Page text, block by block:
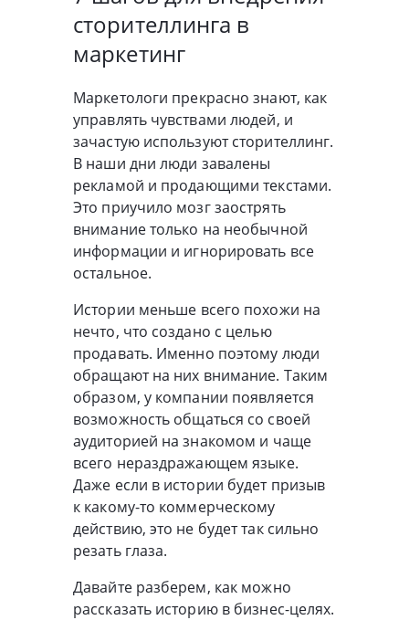
сторителлинга в
маркетинг
Маркетологи прекрасно знают, как
управлять чувствами людей, и
зачастую используют сторителлинг.
В наши дни люди завалены
рекламой и продающими текстами.
Это приучило мозг заострять
внимание только на необычной
информации и игнорировать все
остальное.
Истории меньше всего похожи на
нечто, что создано с целью
продавать. Именно поэтому люди
обращают на них внимание. Таким
образом, у компании появляется
возможность общаться со своей
аудиторией на знакомом и чаще
всего нераздражающем языке.
Даже если в истории будет призыв
к какому-то коммерческому
действию, это не будет так сильно
резать глаза.
Давайте разберем, как можно
рассказать историю в бизнес-целях.